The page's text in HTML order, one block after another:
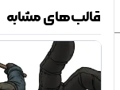
قالب‌های مشابه